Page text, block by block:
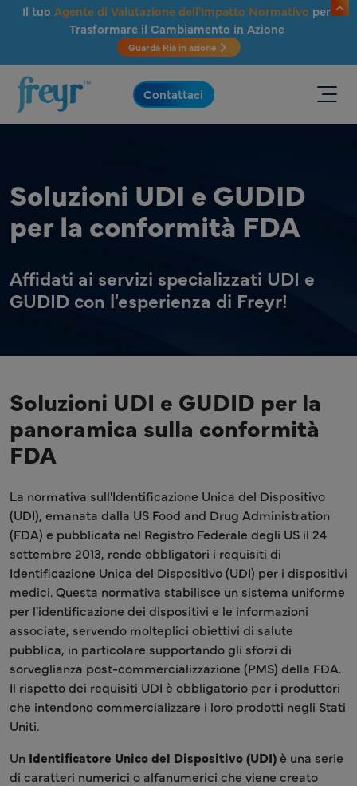
Salta al contenuto principale
Il tuo Agente di Valutazione dell'Impatto Normativo per
Trasformare il Cambiamento in Azione
Guarda Ria in azione
.
Contattaci
Soluzioni UDI e GUDID
per la conformità FDA
Affidati ai servizi specializzati UDI e
GUDID con l'esperienza di Freyr!
Soluzioni UDI e GUDID per la
panoramica sulla conformità
FDA
La normativa sull'Identificazione Unica del Dispositivo
(UDI), emanata dalla US Food and Drug Administration
(FDA) e pubblicata nel Registro Federale degli US il 24
settembre 2013, rende obbligatori i requisiti di
Identificazione Unica del Dispositivo (UDI) per i dispositivi
medici. Questa normativa stabilisce un sistema uniforme
per l'identificazione dei dispositivi e le informazioni
associate, servendo molteplici obiettivi di salute
pubblica, in particolare supportando gli sforzi di
sorveglianza post-commercializzazione (PMS) della FDA.
Il rispetto dei requisiti UDI è obbligatorio per i produttori
che intendono commercializzare i loro prodotti negli Stati
Uniti.
Un Identificatore Unico del Dispositivo (UDI)è una serie
di caratteri numerici o alfanumerici che viene creato